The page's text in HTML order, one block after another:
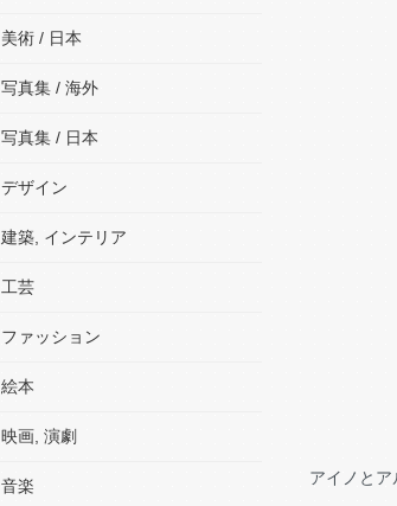
アイノと
美術 / 日本
写真集 / 海外
写真集 / 日本
デザイン
建築, インテリア
工芸
ファッション
絵本
映画, 演劇
音楽